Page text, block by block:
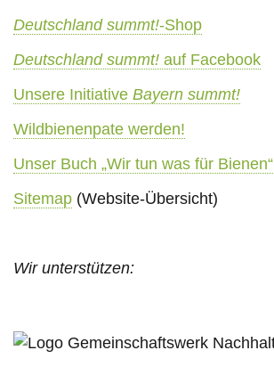
Deutschland summt!-Shop
Deutschland summt! auf Facebook
Unsere Initiative Bayern summt!
Wildbienenpate werden!
Unser Buch „Wir tun was für Bienen“
Sitemap (Website-Übersicht)
Wir unterstützen: